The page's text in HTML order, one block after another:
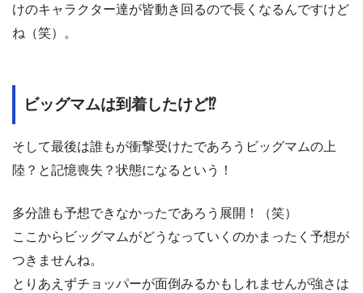
けのキャラクター達が皆動き回るので長くなるんですけど
ね（笑）。
ビッグマムは到着したけど⁉︎
そして最後は誰もが衝撃受けたであろうビッグマムの上
陸？と記憶喪失？状態になるという！
多分誰も予想できなかったであろう展開！（笑）
ここからビッグマムがどうなっていくのかまったく予想が
つきませんね。
とりあえずチョッパーが面倒みるかもしれませんが強さは